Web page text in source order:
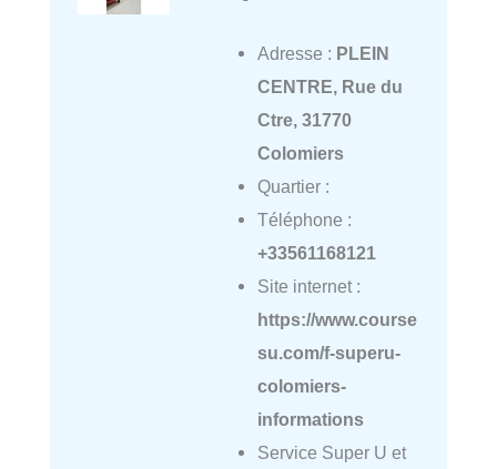
Adresse : PLEIN
CENTRE, Rue du
Ctre, 31770
Colomiers
Quartier :
Téléphone :
+33561168121
Site internet :
https://www.course
su.com/f-superu-
colomiers-
informations
Service Super U et